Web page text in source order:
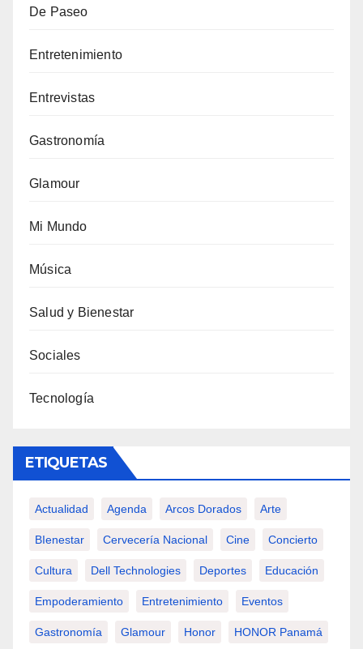
De Paseo
Entretenimiento
Entrevistas
Gastronomía
Glamour
Mi Mundo
Música
Salud y Bienestar
Sociales
Tecnología
ETIQUETAS
Actualidad Agenda Arcos Dorados Arte
BIenestar Cervecería Nacional Cine Concierto
Cultura Dell Technologies Deportes Educación
Empoderamiento Entretenimiento Eventos
Gastronomía Glamour Honor HONOR Panamá